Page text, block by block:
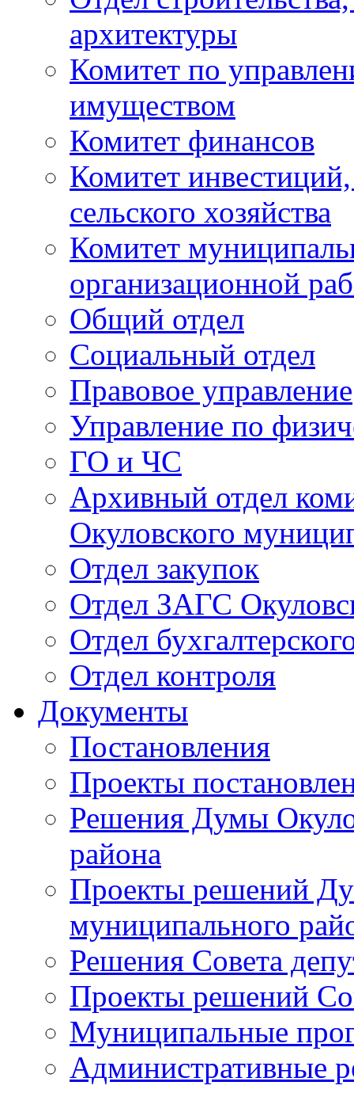
архитектуры
Комитет по
имуществом
Комитет финансов
Комитет
сельского хозяйства
Комитет
организационной
Общий отдел
Социальный отдел
Правовое управление
Управление по
ГО и ЧС
Архивный отдел
Окуловского
Отдел закупок
Отдел ЗАГС
Отдел
Отдел контроля
Документы
Постановления
Проекты
Решения Думы
района
Проекты решений
муниципального
Решения Совета
Проекты решений
Муниципальные
Административные